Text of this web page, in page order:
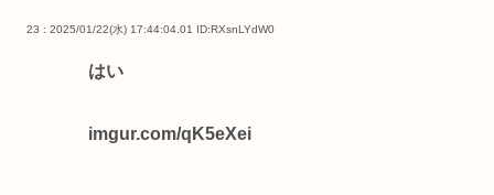
23 : 2025/01/22(水) 17:44:04.01 ID:RXsnLYdW0
はい
imgur.com/qK5eXei